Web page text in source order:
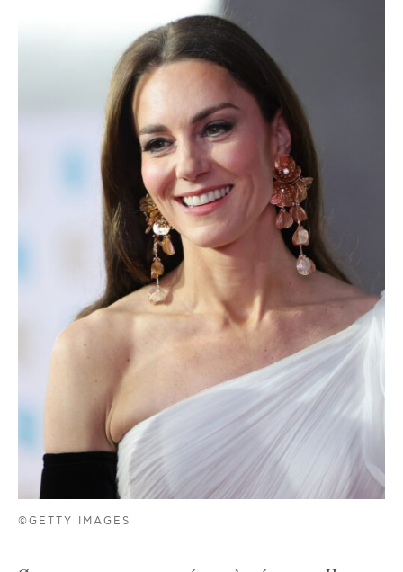
©GETTY IMAGES